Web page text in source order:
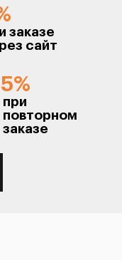
заказе
сайт
при
повторном
заказе